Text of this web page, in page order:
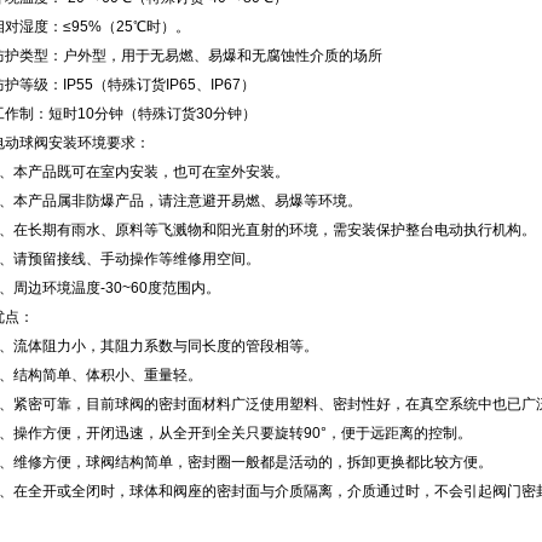
对湿度：≤95%（25℃时）。
护类型：户外型，用于无易燃、易爆和无腐蚀性介质的场所
护等级：IP55（特殊订货IP65、IP67）
作制：短时10分钟（特殊订货30分钟）
动球阀安装环境要求：
本产品既可在室内安装，也可在室外安装。
本产品属非防爆产品，请注意避开易燃、易爆等环境。
在长期有雨水、原料等飞溅物和阳光直射的环境，需安装保护整台电动执行机构。
请预留接线、手动操作等维修用空间。
、周边环境温度-30~60度范围内。
点：
流体阻力小，其阻力系数与同长度的管段相等。
结构简单、体积小、重量轻。
紧密可靠，目前球阀的密封面材料广泛使用塑料、密封性好，在真空系统中也已广
操作方便，开闭迅速，从全开到全关只要旋转90°，便于远距离的控制。
维修方便，球阀结构简单，密封圈一般都是活动的，拆卸更换都比较方便。
在全开或全闭时，球体和阀座的密封面与介质隔离，介质通过时，不会引起阀门密